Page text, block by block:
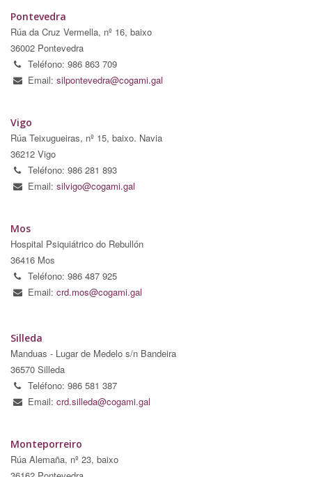
Pontevedra
Rúa da Cruz Vermella, nº 16, baixo
36002 Pontevedra
Teléfono: 986 863 709
Email: silpontevedra@cogami.gal
Vigo
Rúa Teixugueiras, nº 15, baixo. Navia
36212 Vigo
Teléfono: 986 281 893
Email: silvigo@cogami.gal
Mos
Hospital Psiquiátrico do Rebullón
36416 Mos
Teléfono: 986 487 925
Email: crd.mos@cogami.gal
Silleda
Manduas - Lugar de Medelo s/n Bandeira
36570 Silleda
Teléfono: 986 581 387
Email: crd.silleda@cogami.gal
Monteporreiro
Rúa Alemaña, nº 23, baixo